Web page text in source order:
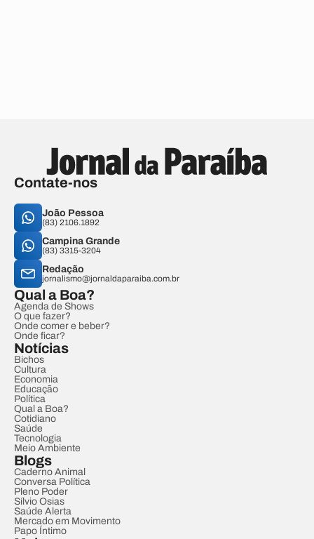
Contate-nos
João Pessoa
(83) 2106.1892
Campina Grande
(83) 3315-3204
Redação
jornalismo@jornaldaparaiba.com.br
Qual a Boa?
Agenda de Shows
O que fazer?
Onde comer e beber?
Onde ficar?
Notícias
Bichos
Cultura
Economia
Educação
Política
Qual a Boa?
Cotidiano
Saúde
Tecnologia
Meio Ambiente
Blogs
Caderno Animal
Conversa Política
Pleno Poder
Sílvio Osias
Saúde Alerta
Mercado em Movimento
Papo Íntimo